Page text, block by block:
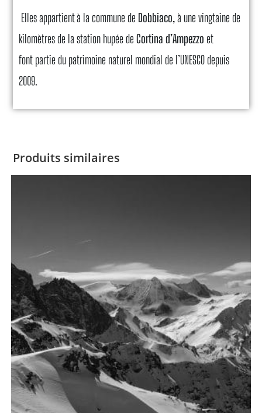
Ellesappartient à la commune de Dobbiaco,à une vingtaine de
kilomètres de la station hupée deCortina d’Ampezzo et
font partie du patrimoine naturel mondial de l’UNESCO depuis
2009.
Produits similaires